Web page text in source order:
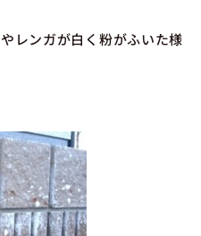
レンガが白く粉がふいた様